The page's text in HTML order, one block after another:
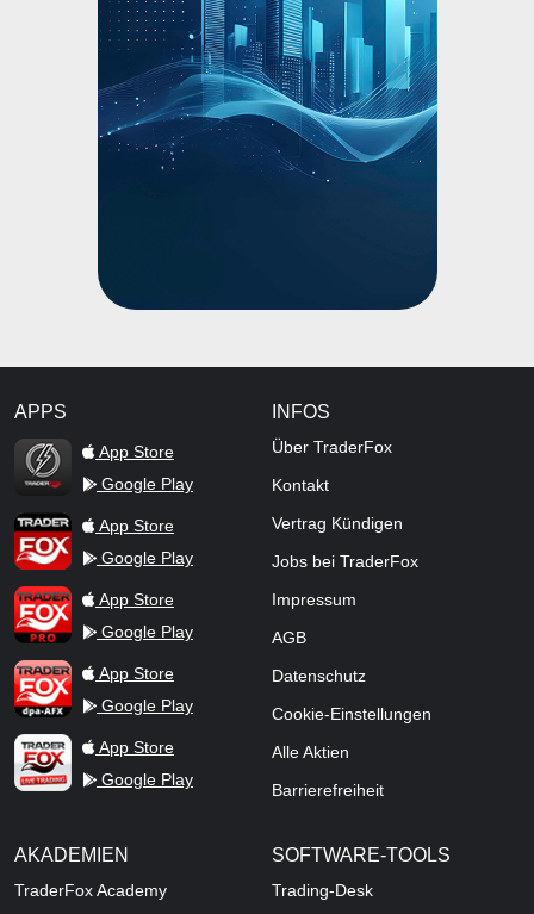
APPS
TraderFox Flash
App Store
Google Play
TraderFox AppApp Store
Google Play
TraderFox ProApp Store
Google Play
TraderFox dpa-AFX ProFeed
App Store
Google Play
TraderFox Live Trading
App Store
Google Play
INFOS
Über TraderFox
Kontakt
Vertrag Kündigen
Jobs bei TraderFox
Impressum
AGB
Datenschutz
Cookie-Einstellungen
Alle Aktien
Barrierefreiheit
AKADEMIEN
TraderFox Academy
SOFTWARE-TOOLS
Trading-Desk